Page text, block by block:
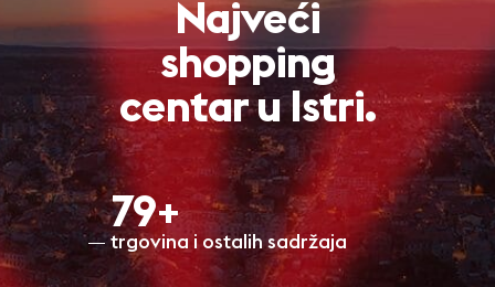
Najveći
shopping
centar u Istri.
80+
trgovina i ostalih sadržaja